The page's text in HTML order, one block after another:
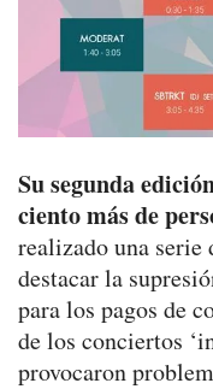
Su segunda
ciento más de
realizado una
destacar la
para los pagos de
de los conciertos
provocaron